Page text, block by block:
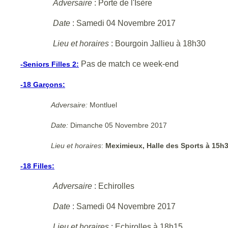
Adversaire : Porte de l'Isère
Date : Samedi 04 Novembre 2017
Lieu et horaires : Bourgoin Jallieu à 18h30
-Seniors Filles 2: Pas de match ce week-end
-18 Garçons:
Adversaire: Montluel
Date: Dimanche 05 Novembre 2017
Lieu et horaires: Meximieux, Halle des Sports à
-18 Filles:
Adversaire : Echirolles
Date : Samedi 04 Novembre 2017